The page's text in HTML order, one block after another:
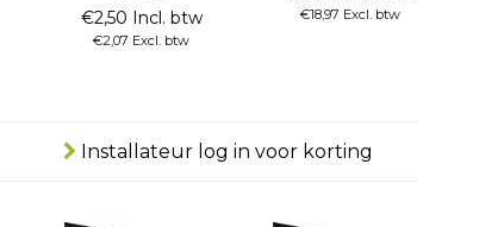
€2,50 Incl. btw
€2,07 Excl. btw
€18,97 Excl. btw
Installateur log in voor korting